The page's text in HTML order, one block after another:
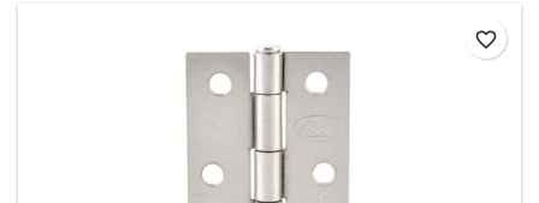
favorite_border